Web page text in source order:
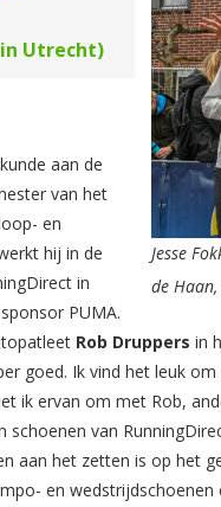
Jesse
de
Utrecht)
aan de
van het
en
hij in de
in
PUMA.
Rob Druppers in
goed. Ik vind het leuk
ik ervan om met Rob,
van
aan het zetten is op het
en wedstrijdschoenen